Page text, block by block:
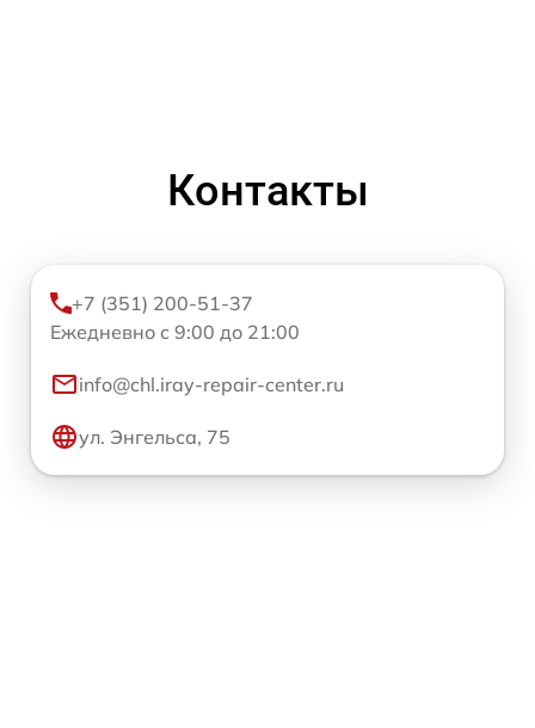
Контакты
+7 (351) 200-51-37
Ежедневно с 9:00 до 21:00
info@chl.iray-repair-center.ru
ул. Энгельса, 75